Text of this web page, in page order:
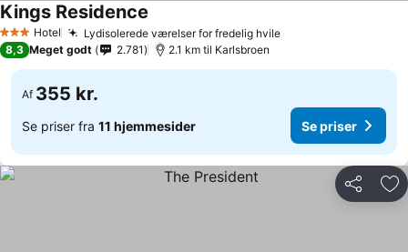
3 StjernerHotel Lydisolerede værelser for fredelig hvileSe priser
Kings Residence
8,3 Meget godt 2.781 2.1 km til Karlsbroen
Af 355 kr.
Se priser fra 11 hjemmesider Se priser
Del